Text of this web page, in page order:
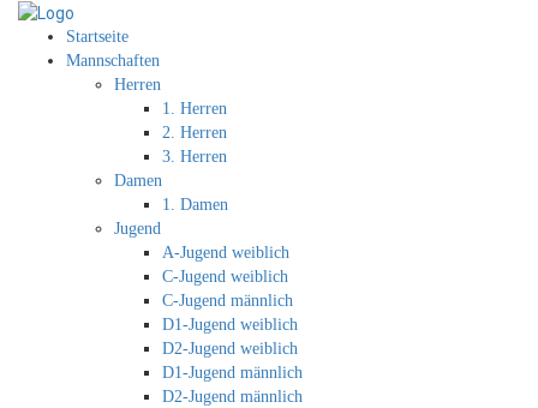
Startseite
Mannschaften
Herren
1. Herren
2. Herren
3. Herren
Damen
1. Damen
Jugend
A-Jugend weiblich
C-Jugend weiblich
C-Jugend männlich
D1-Jugend weiblich
D2-Jugend weiblich
D1-Jugend männlich
D2-Jugend männlich